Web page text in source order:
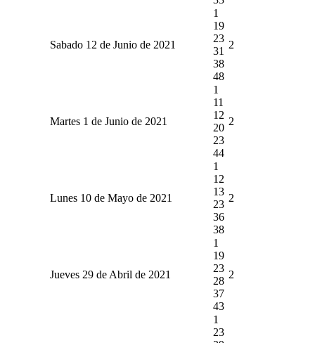
Sabado 12 de Junio de 2021
1
19
23
31
38
48
2
Martes 1 de Junio de 2021
1
11
12
20
23
44
2
Lunes 10 de Mayo de 2021
1
12
13
23
36
38
2
Jueves 29 de Abril de 2021
1
19
23
28
37
43
2
1
23